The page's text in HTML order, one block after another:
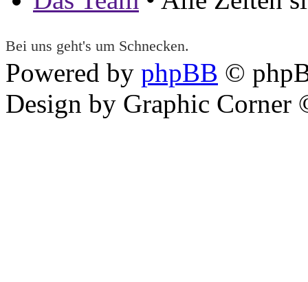
Bei uns geht's um Schnecken.
Powered by phpBB ©
Design by Graphic Corner